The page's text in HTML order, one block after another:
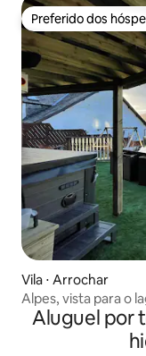
Preferido dos
Preferido dos
Vila ⋅ Arrochar
Alpes, vista para o
com banheira de
Aluguel por